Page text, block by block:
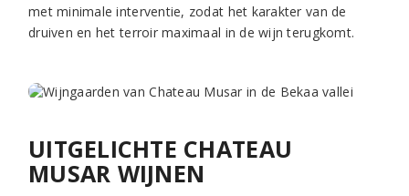
met minimale interventie, zodat het karakter van de
druiven en het terroir maximaal in de wijn terugkomt.
UITGELICHTE CHATEAU
MUSAR WIJNEN